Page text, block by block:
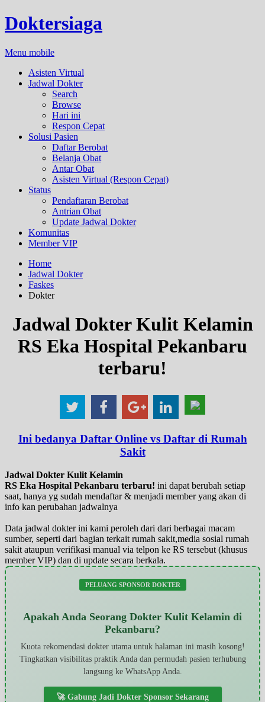
Doktersiaga
Menu mobile
Asisten Virtual
Jadwal Dokter
Search
Browse
Hari ini
Respon Cepat
Solusi Pasien
Daftar Berobat
Belanja Obat
Antar Obat
Asisten Virtual (Respon Cepat)
Status
Pendaftaran Berobat
Antrian Obat
Update Jadwal Dokter
Komunitas
Member VIP
Home
Jadwal Dokter
Faskes
Dokter
Jadwal Dokter Kulit Kelamin
RS Eka Hospital Pekanbaru
terbaru!
Ini bedanya Daftar Online vs Daftar di Rumah
Sakit
Jadwal Dokter Kulit Kelamin
RS Eka Hospital Pekanbaru terbaru! ini dapat berubah setiap
saat, hanya yg sudah mendaftar & menjadi member yang akan di
info kan perubahan jadwalnya
Data jadwal dokter ini kami peroleh dari dari berbagai macam
sumber, seperti dari bagian terkait rumah sakit,media sosial rumah
sakit ataupun verifikasi manual via telpon ke RS tersebut (khusus
member VIP) dan di update secara berkala.
PELUANG SPONSOR DOKTER
Apakah Anda Seorang Dokter Kulit Kelamin di
Pekanbaru?
Kuota rekomendasi dokter utama untuk halaman ini masih kosong!
Tingkatkan visibilitas praktik Anda dan permudah pasien terhubung
langsung ke WhatsApp Anda.
🚀 Gabung Jadi Dokter Sponsor Sekarang